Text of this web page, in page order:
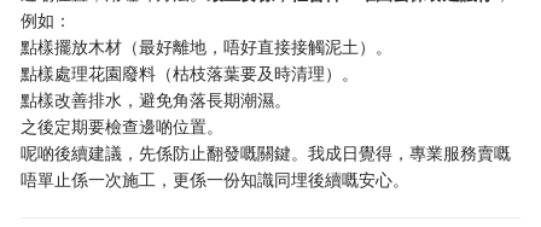
例如：
點樣擺放木材（最好離地，唔好直接接觸泥土）。
點樣處理花園廢料（枯枝落葉要及時清理）。
點樣改善排水，避免角落長期潮濕。
之後定期要檢查邊啲位置。
呢啲後續建議，先係防止翻發嘅關鍵。我成日覺得，專業服務賣嘅
唔單止係一次施工，更係一份知識同埋後續嘅安心。